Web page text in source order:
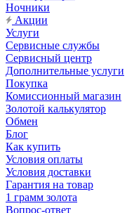
Ночники
Акции
Услуги
Сервисные службы
Сервисный центр
Дополнительные услуги
Покупка
Комиссионный магазин
Золотой калькулятор
Обмен
Блог
Как купить
Условия оплаты
Условия доставки
Гарантия на товар
1 грамм золота
Вопрос-ответ